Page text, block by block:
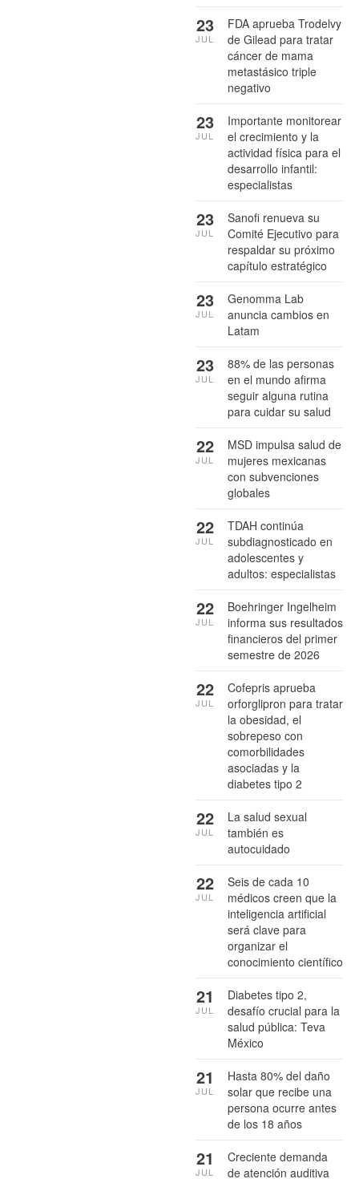
FDA aprueba Trodelvy
de Gilead para tratar
cáncer de mama
metastásico triple
negativo
23
JUL
Importante monitorear
el crecimiento y la
actividad física para el
desarrollo infantil:
especialistas
23
JUL
Sanofi renueva su
Comité Ejecutivo para
respaldar su próximo
capítulo estratégico
23
JUL
Genomma Lab
anuncia cambios en
Latam
23
JUL
88% de las personas
en el mundo afirma
seguir alguna rutina
para cuidar su salud
23
JUL
MSD impulsa salud de
mujeres mexicanas
con subvenciones
globales
22
JUL
TDAH continúa
subdiagnosticado en
adolescentes y
adultos: especialistas
22
JUL
Boehringer Ingelheim
informa sus resultados
financieros del primer
semestre de 2026
22
JUL
Cofepris aprueba
orforglipron para tratar
la obesidad, el
sobrepeso con
comorbilidades
asociadas y la
diabetes tipo 2
22
JUL
La salud sexual
también es
autocuidado
22
JUL
Seis de cada 10
médicos creen que la
inteligencia artificial
será clave para
organizar el
conocimiento científico
22
JUL
Diabetes tipo 2,
desafío crucial para la
salud pública: Teva
México
21
JUL
Hasta 80% del daño
solar que recibe una
persona ocurre antes
de los 18 años
21
JUL
Creciente demanda
de atención auditiva
21
JUL